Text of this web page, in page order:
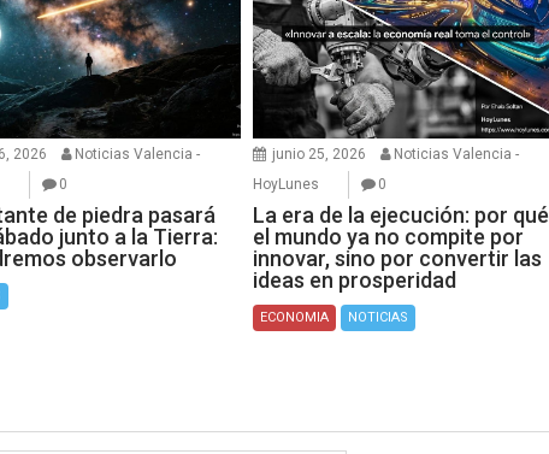
2026
Noticias Valencia -
0
de piedra pasará
junto a la Tierra:
observarlo
junio 25, 2026
Noticias Valencia -
HoyLunes
0
La era de la ejecución: por qué
el mundo ya no compite por
innovar, sino por convertir las
ideas en prosperidad
ECONOMIA NOTICIAS